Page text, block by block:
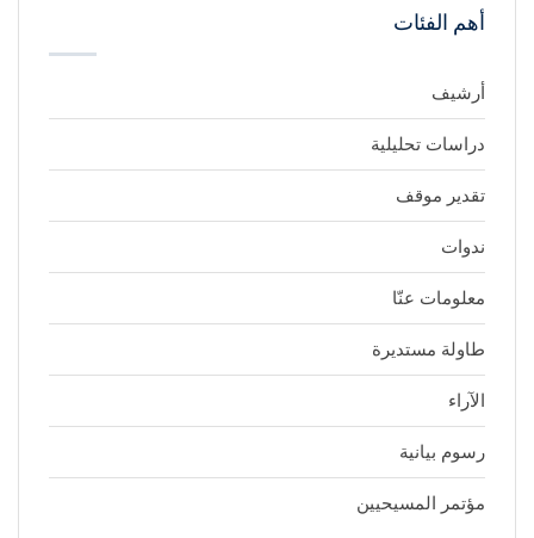
أهم الفئات
أرشيف
دراسات تحليلية
تقدير موقف
ندوات
معلومات عنّا
طاولة مستديرة
الآراء
رسوم بيانية
مؤتمر المسيحيين